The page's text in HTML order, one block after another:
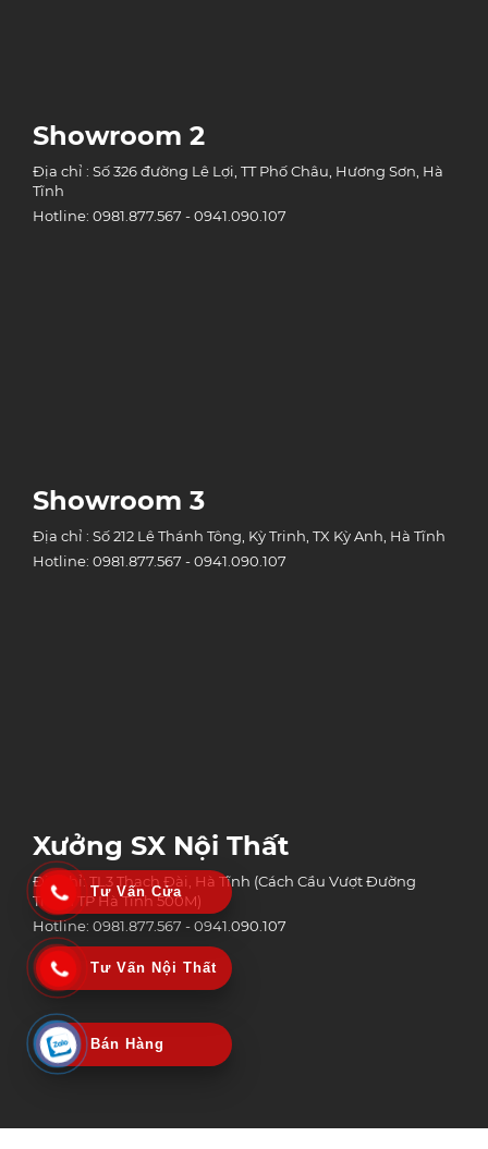
Showroom 2
Địa chỉ : Số 326 đường Lê Lợi, TT Phố Châu, Hương Sơn, Hà
Tĩnh
Hotline: 0981.877.567 - 0941.090.107
Showroom 3
Địa chỉ : Số 212 Lê Thánh Tông, Kỳ Trinh, TX Kỳ Anh, Hà Tĩnh
Hotline: 0981.877.567 - 0941.090.107
Xưởng SX Nội Thất
Địa chỉ: TL3 Thạch Đài, Hà Tĩnh (Cách Cầu Vượt Đường
Tránh TP Hà Tĩnh 500M)
Hotline: 0981.877.567 - 0941.090.107
Tư Vấn Cửa
Tư Vấn Nội Thất
Bán Hàng